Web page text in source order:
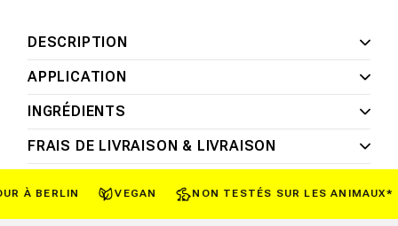
DESCRIPTION
APPLICATION
INGRÉDIENTS
FRAIS DE LIVRAISON & LIVRAISON
À BERLIN VEGAN NON TESTÉS SUR LES ANIMAUX*